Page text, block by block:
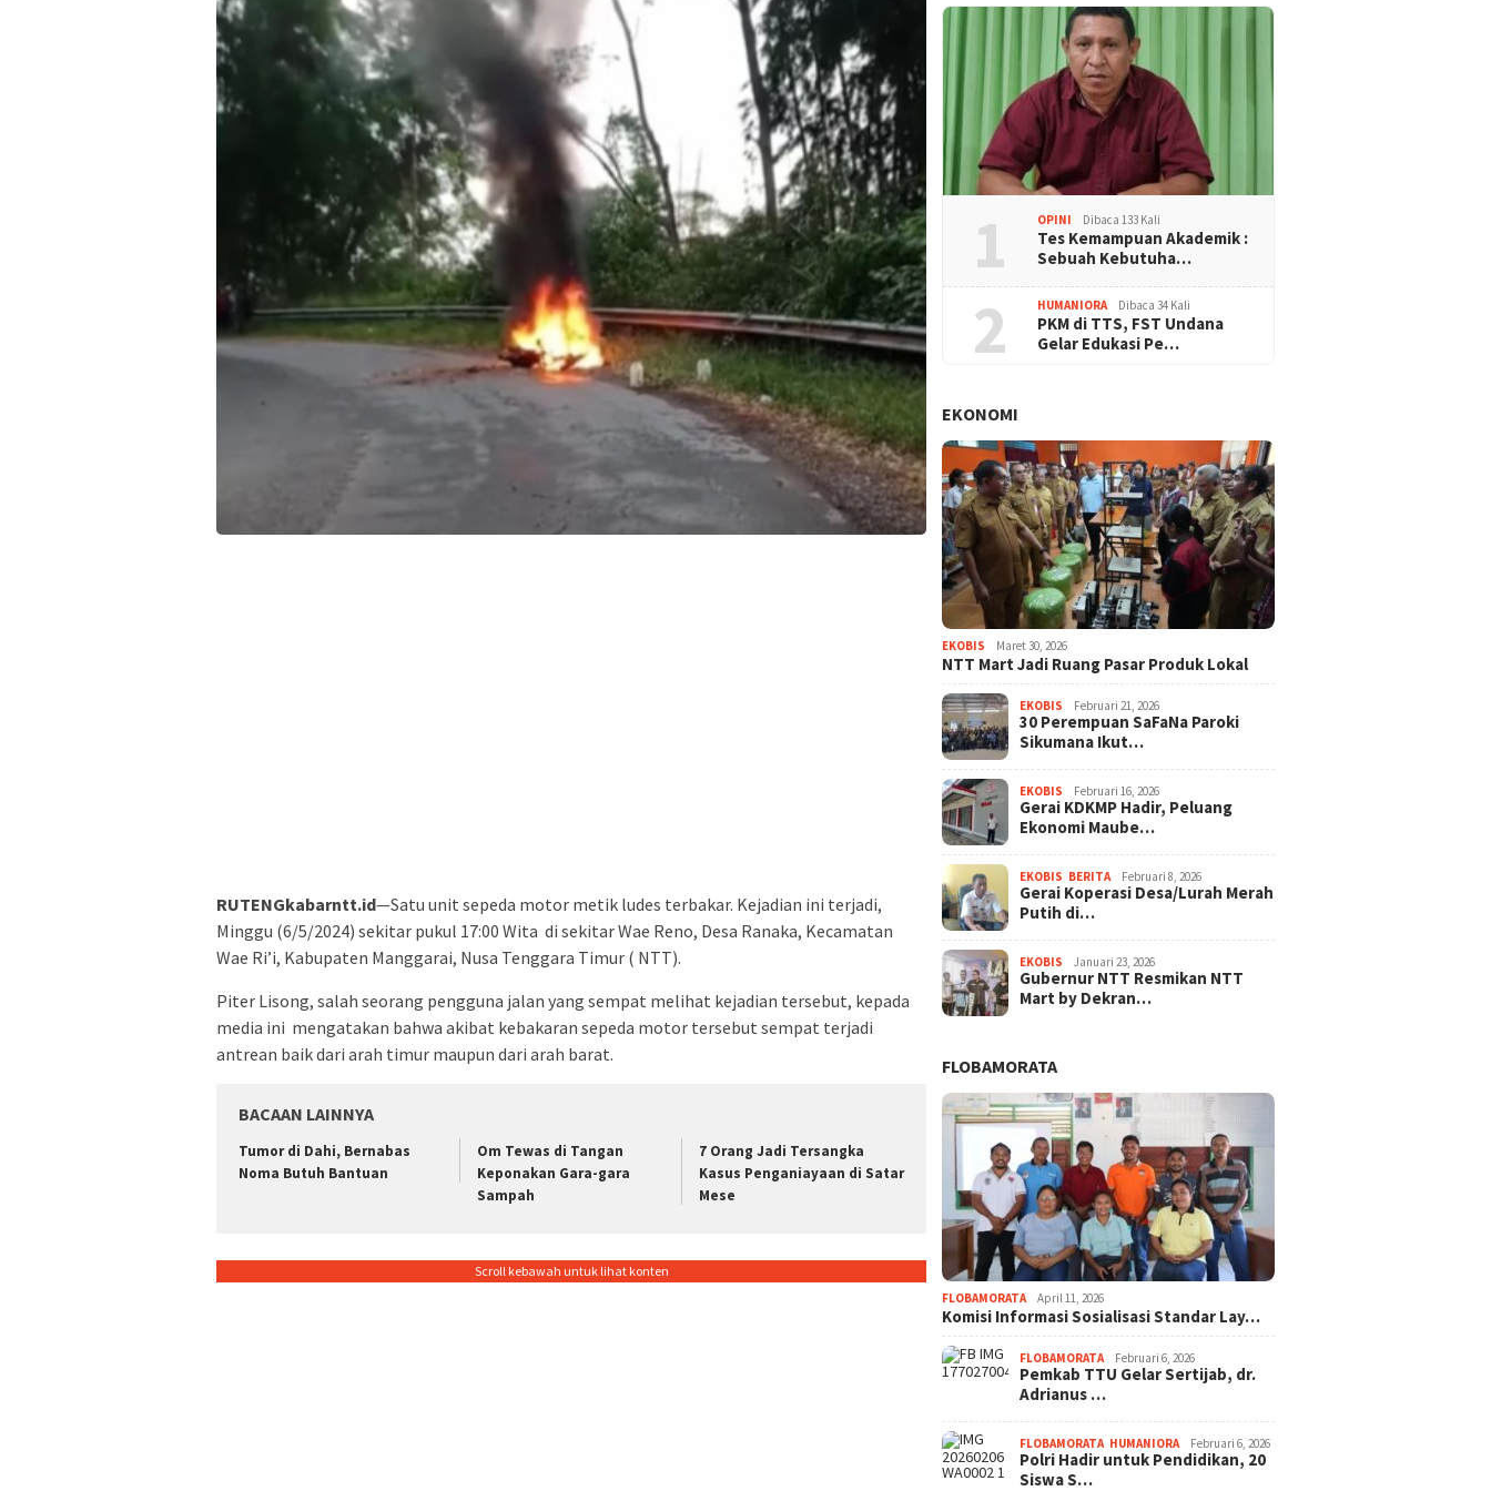
RUTENGkabarntt.id—Satu unit sepeda motor metik ludes terbakar. Kejadian ini terjadi,
Minggu (6/5/2024) sekitar pukul 17:00 Wita di sekitar Wae Reno, Desa Ranaka, Kecamatan
Wae Ri’i, Kabupaten Manggarai, Nusa Tenggara Timur ( NTT).
Piter Lisong, salah seorang pengguna jalan yang sempat melihat kejadian tersebut, kepada
media ini mengatakan bahwa akibat kebakaran sepeda motor tersebut sempat terjadi
antrean baik dari arah timur maupun dari arah barat.
BACAAN LAINNYA
Tumor di Dahi, Bernabas
Noma Butuh Bantuan
Om Tewas di Tangan
Keponakan Gara-gara
Sampah
7 Orang Jadi Tersangka
Kasus Penganiayaan di Satar
Mese
Scroll kebawah untuk lihat konten
1 OPINI Dibaca 133 Kali
Tes Kemampuan Akademik :
Sebuah Kebutuha…
2 HUMANIORA Dibaca 34 Kali
PKM di TTS, FST Undana
Gelar Edukasi Pe…
EKONOMI
EKOBIS Maret 30, 2026
NTT Mart Jadi Ruang Pasar Produk Lokal
EKOBIS Februari 21, 2026
30 Perempuan SaFaNa Paroki
Sikumana Ikut…
EKOBIS Februari 16, 2026
Gerai KDKMP Hadir, Peluang
Ekonomi Maube…
EKOBIS BERITA Februari 8, 2026
Gerai Koperasi Desa/Lurah Merah
Putih di…
EKOBIS Januari 23, 2026
Gubernur NTT Resmikan NTT
Mart by Dekran…
FLOBAMORATA
FLOBAMORATA April 11, 2026
Komisi Informasi Sosialisasi Standar Lay…
FLOBAMORATA Februari 6, 2026
Pemkab TTU Gelar Sertijab, dr.
Adrianus …
FLOBAMORATA, HUMANIORA Februari 6, 2026
Polri Hadir untuk Pendidikan, 20
Siswa S…